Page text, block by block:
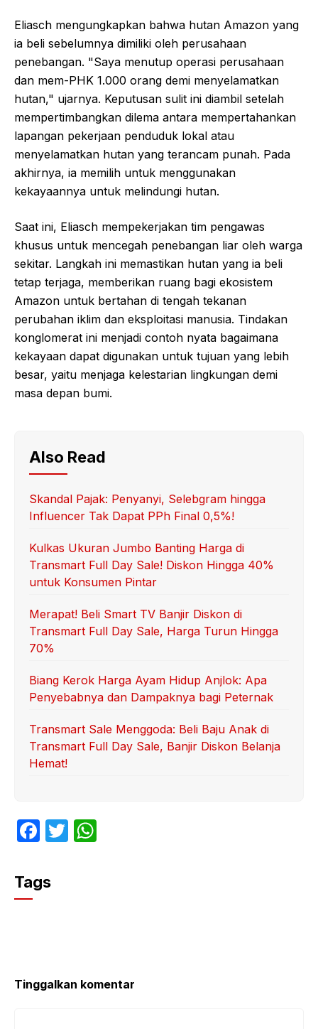
Eliasch mengungkapkan bahwa hutan Amazon yang
ia beli sebelumnya dimiliki oleh perusahaan
penebangan. "Saya menutup operasi perusahaan
dan mem-PHK 1.000 orang demi menyelamatkan
hutan," ujarnya. Keputusan sulit ini diambil setelah
mempertimbangkan dilema antara mempertahankan
lapangan pekerjaan penduduk lokal atau
menyelamatkan hutan yang terancam punah. Pada
akhirnya, ia memilih untuk menggunakan
kekayaannya untuk melindungi hutan.
Saat ini, Eliasch mempekerjakan tim pengawas
khusus untuk mencegah penebangan liar oleh warga
sekitar. Langkah ini memastikan hutan yang ia beli
tetap terjaga, memberikan ruang bagi ekosistem
Amazon untuk bertahan di tengah tekanan
perubahan iklim dan eksploitasi manusia. Tindakan
konglomerat ini menjadi contoh nyata bagaimana
kekayaan dapat digunakan untuk tujuan yang lebih
besar, yaitu menjaga kelestarian lingkungan demi
masa depan bumi.
Also Read
Skandal Pajak: Penyanyi, Selebgram hingga
Influencer Tak Dapat PPh Final 0,5%!
Kulkas Ukuran Jumbo Banting Harga di
Transmart Full Day Sale! Diskon Hingga 40%
untuk Konsumen Pintar
Merapat! Beli Smart TV Banjir Diskon di
Transmart Full Day Sale, Harga Turun Hingga
70%
Biang Kerok Harga Ayam Hidup Anjlok: Apa
Penyebabnya dan Dampaknya bagi Peternak
Transmart Sale Menggoda: Beli Baju Anak di
Transmart Full Day Sale, Banjir Diskon Belanja
Hemat!
F
c
e
k
T
Tags
Tinggalkan komentar